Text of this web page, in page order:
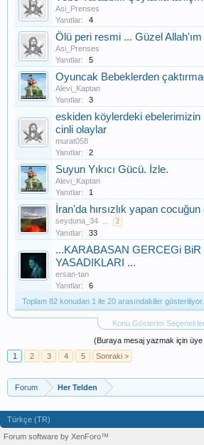
Asi_Prenses
Yanıtlar:
4
Ölü peri resmi ... Güzel
Asi_Prenses
Yanıtlar:
5
Oyuncak Bebeklerden
Alevi_Kaptan
Yanıtlar:
3
eskiden köylerdeki ebelerimizin
cinli olaylar
murat058
Yanıtlar:
2
Suyun Yıkıcı Gücü. İzle.
Alevi_Kaptan
Yanıtlar:
1
İran'da hırsızlık yapan cocuğun
seyduna_34 ... 2
Yanıtlar: 33
...KARABASAN GERCEGi BiR
YASADIKLARI ...
ersan-tan
Yanıtlar:
6
Toplam 82 konudan 1 ile 20 arasındakiler gösteriliyor.
Konu Gösterim
(Buraya mesaj yazmak için üye
1
2 3 4 5 Sonraki >
Forum Her Telden
Türkçe (TR)
Forum software by XenForo™